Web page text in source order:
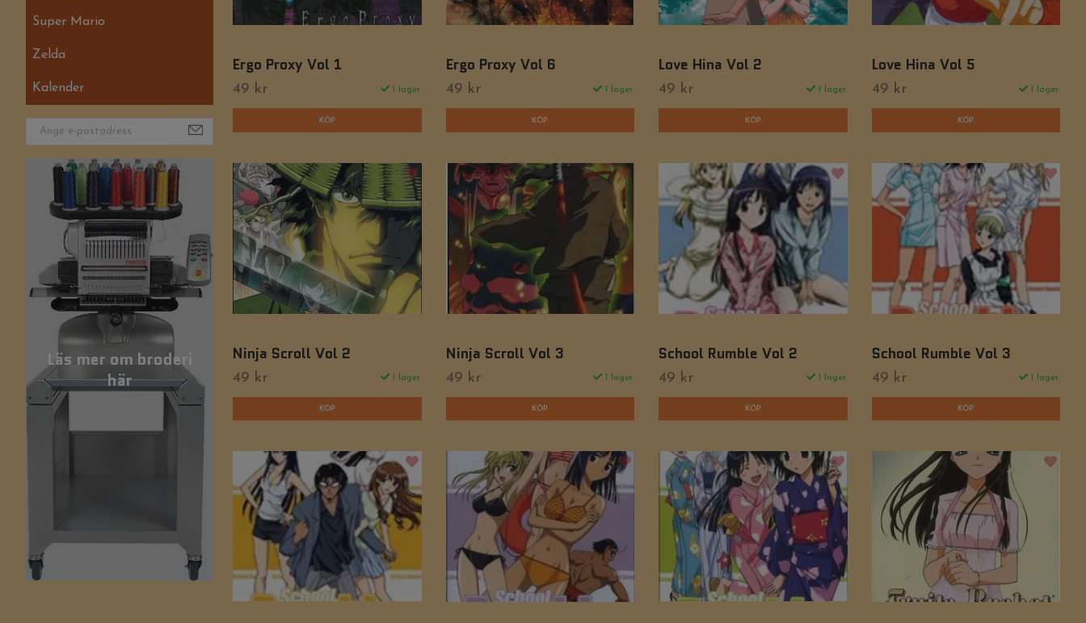
Super Mario
Zelda
Kalender
Läs mer om broderi
här
Ergo Proxy Vol 1
49 kr I lager.
Ergo Proxy Vol 6
49 kr I lager.
Love Hina Vol 2
49 kr I lager.
Love Hina Vol 5
49 kr I lager.
Ninja Scroll Vol 2
49 kr I lager.
Ninja Scroll Vol 3
49 kr I lager.
School Rumble Vol 2
49 kr I lager.
School Rumble Vol 3
49 kr I lager.